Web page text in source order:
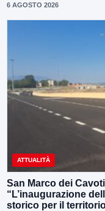
6 AGOSTO 2026
ATTUALITÀ
San Marco dei
“L’inaugurazione
storico per il